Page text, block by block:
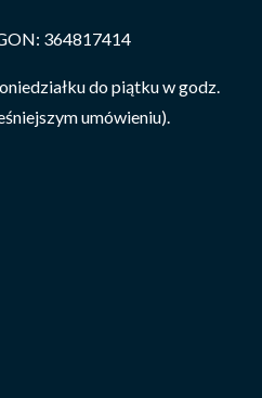
364817414
do piątku w godz.
umówieniu).